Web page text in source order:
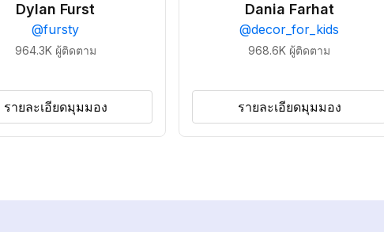
Dylan Furst
@fursty
964.3K ผู้ติดตาม
รายละเอียดมุมมอง
Dania Farhat
@decor_for_kids
968.6K ผู้ติดตาม
รายละเอียดมุมมอง